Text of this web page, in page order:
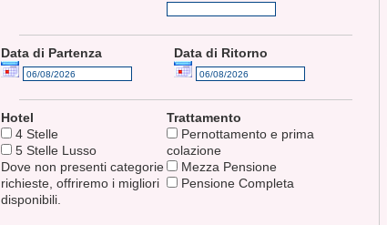
Data di Partenza Data di Ritorno
Hotel
4 Stelle
5 Stelle Lusso
Dove non presenti categorie
richieste, offriremo i migliori
disponibili.
Trattamento
Pernottamento e prima
colazione
Mezza Pensione
Pensione Completa